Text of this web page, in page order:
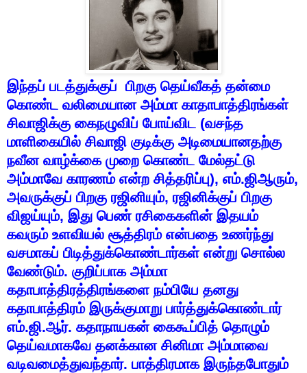
இந்தப் படத்துக்குப் பிறகு தெய்வீகத் தன்மை
கொண்ட வலிமையான அம்மா காதாபாத்திரங்கள்
சிவாஜிக்கு கைநழுவிப் போய்விட (வசந்த
மாளிகையில் சிவாஜி குடிக்கு அடிமையானதற்கு
நவீன வாழ்க்கை முறை கொண்ட மேல்தட்டு
அம்மாவே காரணம் என்ற சித்தரிப்பு), எம்.ஜிஆரும்,
அவருக்குப் பிறகு ரஜினியும், ரஜினிக்குப் பிறகு
விஜய்யும், இது பெண் ரசிகைகளின் இதயம்
கவரும் உளவியல் சூத்திரம் என்பதை உணர்ந்து
வசமாகப் பிடித்துக்கொண்டார்கள் என்று சொல்ல
வேண்டும். குறிப்பாக அம்மா
கதாபாத்திரத்திரங்களை நம்பியே தனது
கதாபாத்திரம் இருக்குமாறு பார்த்துக்கொண்டார்
எம்.ஜி.ஆர். கதாநாயகன் கைகூப்பித் தொழும்
தெய்வமாகவே தனக்கான சினிமா அம்மாவை
வடிவமைத்துவந்தார். பாத்திரமாக இருந்தபோதும்